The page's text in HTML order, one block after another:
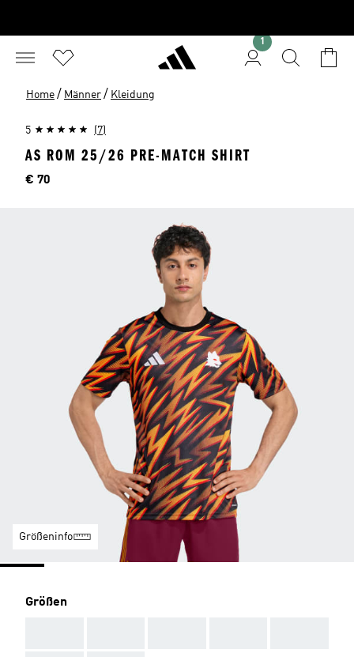
Home / Männer / Kleidung
5 (7)
AS ROM 25/26 PRE-MATCH SHIRT
Preis
€ 70
Größeninfo
Größen